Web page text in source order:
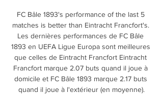
FC Bâle 1893's performance of the last 5
matches is better than Eintracht Francfort's.
Les dernières performances de FC Bâle
1893 en UEFA Ligue Europa sont meilleures
que celles de Eintracht Francfort Eintracht
Francfort marque 2.07 buts quand il joue à
domicile et FC Bâle 1893 marque 2.17 buts
quand il joue à l'extérieur (en moyenne).